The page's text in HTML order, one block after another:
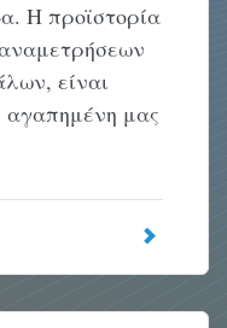
Η προϊστορία
είναι
αγαπημένη μας